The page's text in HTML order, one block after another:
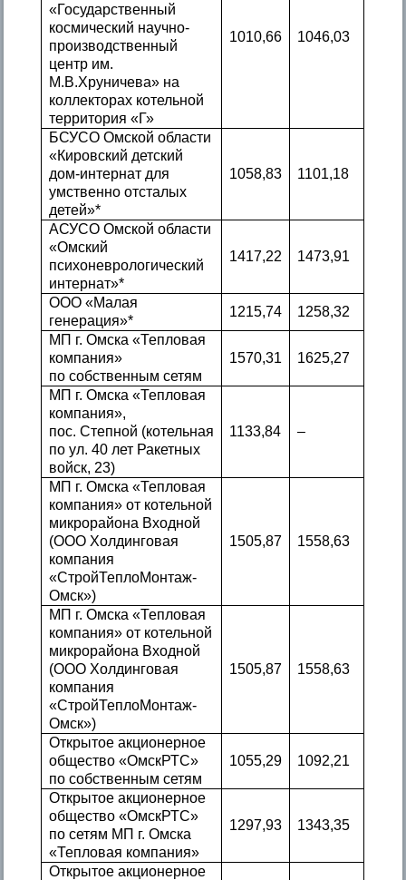
«Государственный
космический научно-
производственный
центр им.
М.В.Хруничева» на
коллекторах котельной
территория «Г»
1010,66 1046,03
БСУСО Омской области
«Кировский детский
дом-интернат для
умственно отсталых
детей»*
1058,83 1101,18
АСУСО Омской области
«Омский
психоневрологический
интернат»*
1417,22 1473,91
ООО «Малая
генерация»*
1215,74
1258,32
МП г. Омска «Тепловая
компания»
по собственным сетям
1570,31 1625,27
МП г. Омска «Тепловая
компания»,
пос. Степной (котельная
по ул. 40 лет Ракетных
войск, 23)
1133,84 –
МП г. Омска «Тепловая
компания» от котельной
микрорайона Входной
(ООО Холдинговая
компания
«СтройТеплоМонтаж-
Омск»)
1505,87 1558,63
МП г. Омска «Тепловая
компания» от котельной
микрорайона Входной
(ООО Холдинговая
компания
«СтройТеплоМонтаж-
Омск»)
1505,87 1558,63
Открытое акционерное
общество «ОмскРТС»
по собственным сетям
1055,29 1092,21
Открытое акционерное
общество «ОмскРТС»
по сетям МП г. Омска
«Тепловая компания»
1297,93 1343,35
Открытое акционерное